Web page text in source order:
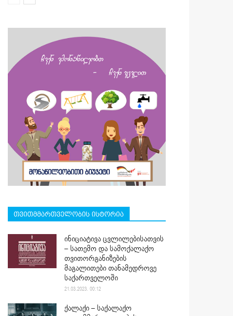
თვითმმართველობის ისტორია
ინიციატივა ცვლილებისათვის
– სათემო და სამოქალაქო
თვითორგანიზების
მაგალითები თანამედროვე
საქართველოში
21.03.2023. 00:12
ქალაქი – საქალაქო